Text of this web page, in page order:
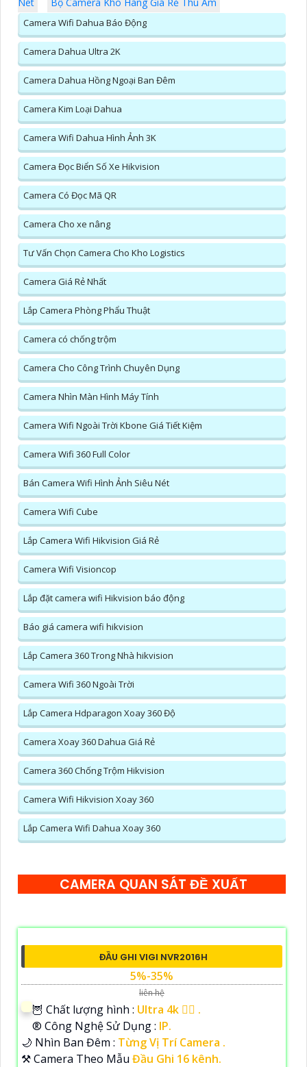
Camera Wifi Dahua Báo Động
Camera Dahua Ultra 2K
Camera Dahua Hồng Ngoại Ban Đêm
Camera Kim Loại Dahua
Camera Wifi Dahua Hình Ảnh 3K
Camera Đọc Biển Số Xe Hikvision
Camera Có Đọc Mã QR
Camera Cho xe nâng
Tư Vấn Chọn Camera Cho Kho Logistics
Camera Giá Rẻ Nhất
Lắp Camera Phòng Phẩu Thuật
Camera có chống trộm
Camera Cho Công Trình Chuyên Dụng
Camera Nhìn Màn Hình Máy Tính
Camera Wifi Ngoài Trời Kbone Giá Tiết Kiệm
Camera Wifi 360 Full Color
Bán Camera Wifi Hình Ảnh Siêu Nét
Camera Wifi Cube
Lắp Camera Wifi Hikvision Giá Rẻ
Camera Wifi Visioncop
Lắp đặt camera wifi Hikvision báo động
Báo giá camera wifi hikvision
Lắp Camera 360 Trong Nhà hikvision
Camera Wifi 360 Ngoài Trời
Lắp Camera Hdparagon Xoay 360 Độ
Camera Xoay 360 Dahua Giá Rẻ
Camera 360 Chống Trộm Hikvision
Camera Wifi Hikvision Xoay 360
Lắp Camera Wifi Dahua Xoay 360
CAMERA QUAN SÁT ĐỀ XUẤT
ĐẦU GHI VIGI NVR2016H
5%-35%
liên hệ
🦉 Chất lượng hình : Ultra 4k 👍🏾 .
®️ Công Nghệ Sử Dụng : IP.
🌙 Nhìn Ban Đêm : Từng Vị Trí Camera .
⚒ Camera Theo Mẫu Đầu Ghi 16 kênh.